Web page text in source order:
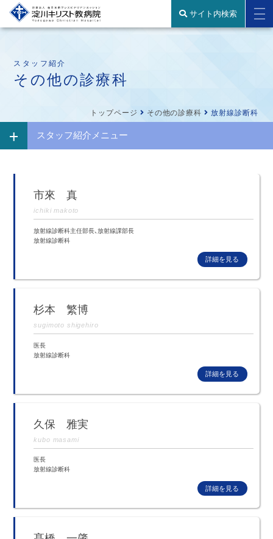
サイト内検索
スタッフ紹介
その他の診療科
トップページ その他の診療科 放射線診断科
スタッフ紹介メニュー
市來 真
ichiki makoto
放射線診断科主任部長、放射線課部長
放射線診断科
杉本 繁博
sugimoto shigehiro
医長
放射線診断科
久保 雅実
kubo masami
医長
放射線診断科